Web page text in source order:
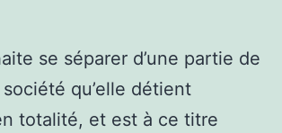
se séparer d’une partie de
qu’elle détient
totalité, et est à ce titre